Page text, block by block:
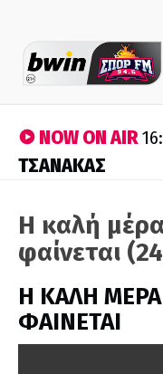
NOW ON AIR
ΤΣΑΝΑΚΑΣ
Η καλή
φαίνεται
H ΚΑΛΗ
ΦΑΙΝΕΤΑΙ